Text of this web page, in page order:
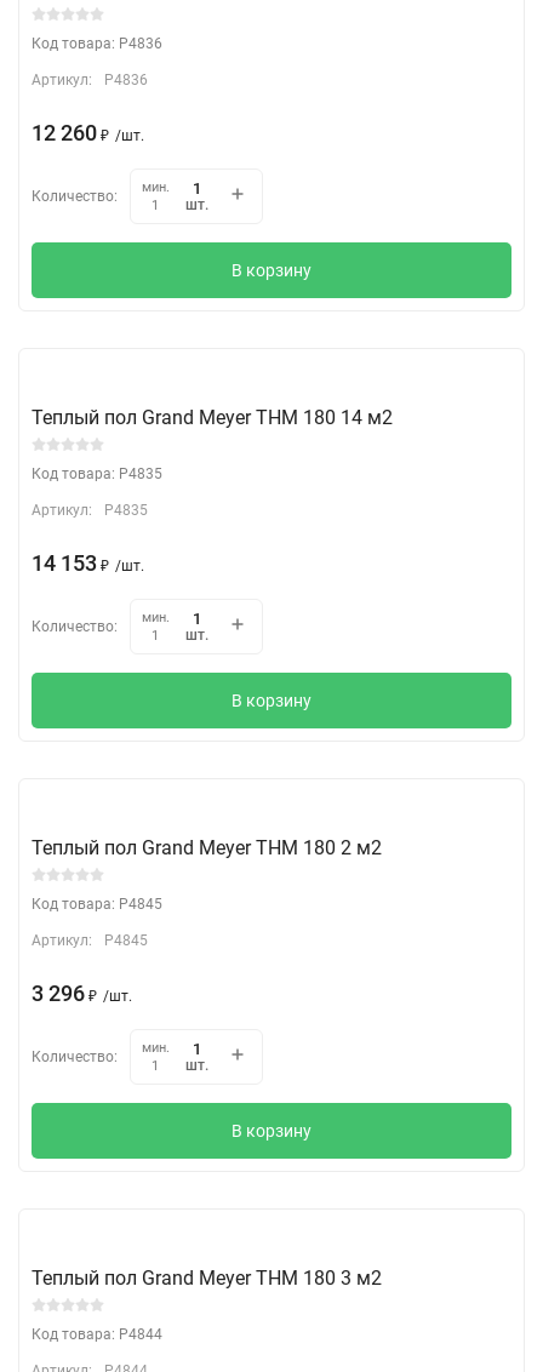
Код товара: P4836
Артикул: P4836
12 260 ₽ /шт.
Количество:
мин.
1
шт.
В корзину
Теплый пол Grand Meyer THM 180 14 м2
Код товара: P4835
Артикул: P4835
14 153 ₽ /шт.
Количество:
мин.
1
шт.
В корзину
Теплый пол Grand Meyer THM 180 2 м2
Код товара: P4845
Артикул: P4845
3 296 ₽ /шт.
Количество:
мин.
1
шт.
В корзину
Теплый пол Grand Meyer THM 180 3 м2
Код товара: P4844